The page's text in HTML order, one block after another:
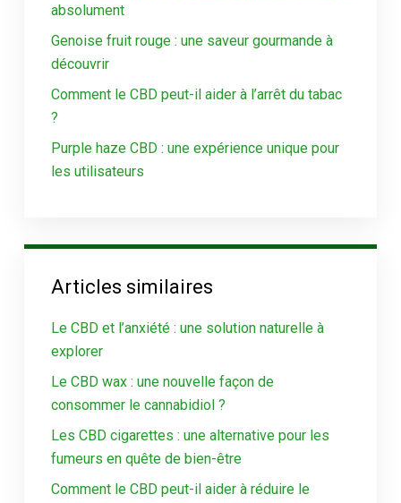
absolument
Genoise fruit rouge : une saveur gourmande à
découvrir
Comment le CBD peut-il aider à l’arrêt du tabac
?
Purple haze CBD : une expérience unique pour
les utilisateurs
Articles similaires
Le CBD et l’anxiété : une solution naturelle à
explorer
Le CBD wax : une nouvelle façon de
consommer le cannabidiol ?
Les CBD cigarettes : une alternative pour les
fumeurs en quête de bien-être
Comment le CBD peut-il aider à réduire le